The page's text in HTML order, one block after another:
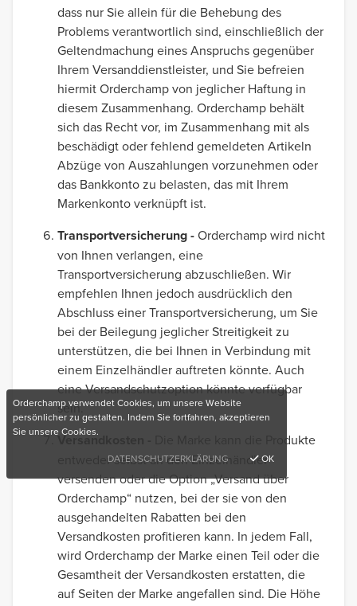
dass nur Sie allein für die Behebung des
Problems verantwortlich sind, einschließlich der
Geltendmachung eines Anspruchs gegenüber
Ihrem Versanddienstleister, und Sie befreien
hiermit Orderchamp von jeglicher Haftung in
diesem Zusammenhang. Orderchamp behält
sich das Recht vor, im Zusammenhang mit als
beschädigt oder fehlend gemeldeten Artikeln
Abzüge von Auszahlungen vorzunehmen oder
das Bankkonto zu belasten, das mit Ihrem
Markenkonto verknüpft ist.
Transportversicherung -Orderchamp wird nicht
von Ihnen verlangen, eine
Transportversicherung abzuschließen. Wir
empfehlen Ihnen jedoch ausdrücklich den
Abschluss einer Transportversicherung, um Sie
bei der Beilegung jeglicher Streitigkeit zu
unterstützen, die bei Ihnen in Verbindung mit
einem Einzelhändler auftreten könnte. Auch
eine Versandschutzoption könnte verfügbar
sein.
Versandkosten -
Die Marke kann die Produkte
entweder selbst an den Einzelhändler
versenden oder die Option „Versand über
Orderchamp“ nutzen, bei der sie von den
ausgehandelten Rabatten bei den
Versandkosten profitieren kann. In jedem Fall,
wird Orderchamp der Marke einen Teil oder die
Gesamtheit der Versandkosten erstatten, die
auf Seiten der Marke angefallen sind. Die Höhe
Orderchamp verwendet Cookies, um unsere Website
persönlicher zu gestalten. Indem Sie fortfahren, akzeptieren
Sie unsere Cookies.
DATENSCHUTZERKLÄRUNG
OK